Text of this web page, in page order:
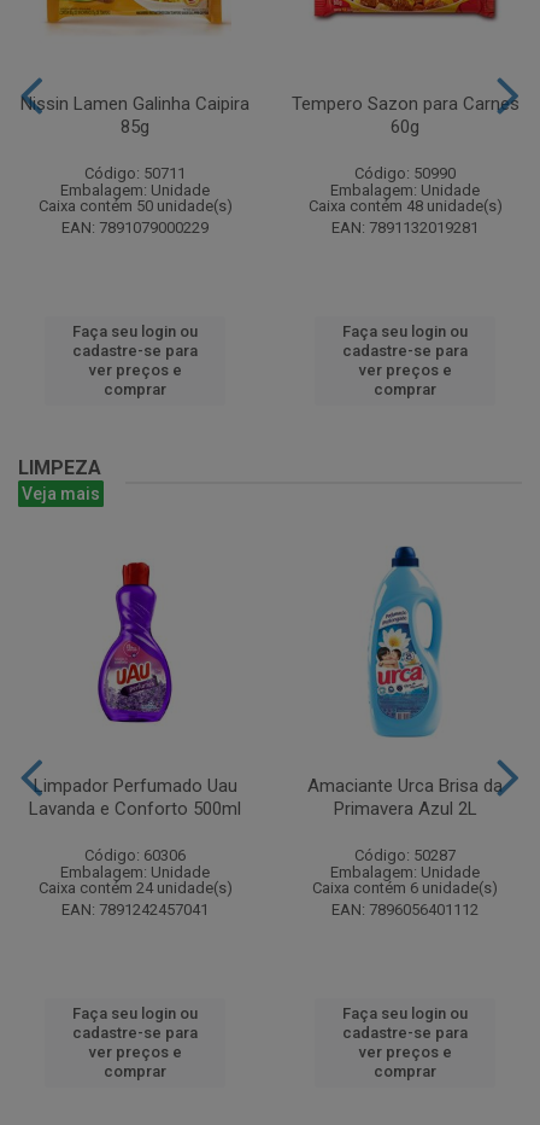
Nissin Lamen Galinha Caipira
85g
Código: 50711
Embalagem: Unidade
Caixa contém 50 unidade(s)
EAN: 7891079000229
Faça seu login ou
cadastre-se para
ver preços e
comprar
Tempero Sazon para Carnes
60g
Código: 50990
Embalagem: Unidade
Caixa contém 48 unidade(s)
EAN: 7891132019281
Faça seu login ou
cadastre-se para
ver preços e
comprar
LIMPEZA
Veja mais
Limpador Perfumado Uau
Lavanda e Conforto 500ml
Código: 60306
Embalagem: Unidade
Caixa contém 24 unidade(s)
EAN: 7891242457041
Faça seu login ou
cadastre-se para
ver preços e
comprar
Amaciante Urca Brisa da
Primavera Azul 2L
Código: 50287
Embalagem: Unidade
Caixa contém 6 unidade(s)
EAN: 7896056401112
Faça seu login ou
cadastre-se para
ver preços e
comprar